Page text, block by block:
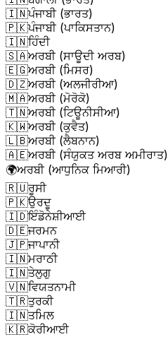
🇮🇳ਪੰਜਾਬੀ (ਭਾਰਤ)
🇵🇰ਪੰਜਾਬੀ (ਪਾਕਿਸਤਾਨ)
🇮🇳ਹਿੰਦੀ
🇸🇦ਅਰਬੀ (ਸਾਊਦੀ ਅਰਬ)
🇪🇬ਅਰਬੀ (ਮਿਸਰ)
🇩🇿ਅਰਬੀ (ਅਲਜੀਰੀਆ)
🇲🇦ਅਰਬੀ (ਮੋਰੋਕੋ)
🇹🇳ਅਰਬੀ (ਟਿਊਨੀਸੀਆ)
🇰🇼ਅਰਬੀ (ਕੁਵੈਤ)
🇱🇧ਅਰਬੀ (ਲੈਬਨਾਨ)
🇦🇪ਅਰਬੀ (ਸੰਯੁਕਤ ਅਰਬ ਅਮੀਰਾਤ)
🌍ਅਰਬੀ (ਆਧੁਨਿਕ ਮਿਆਰੀ)
🇷🇺ਰੂਸੀ
🇵🇰ਉਰਦੂ
🇮🇩ਇੰਡੋਨੇਸ਼ੀਆਈ
🇩🇪ਜਰਮਨ
🇯🇵ਜਾਪਾਨੀ
🇮🇳ਮਰਾਠੀ
🇮🇳ਤੇਲੁਗੁ
🇻🇳ਵਿਯਤਨਾਮੀ
🇹🇷ਤੁਰਕੀ
🇮🇳ਤਮਿਲ
🇰🇷ਕੋਰੀਆਈ